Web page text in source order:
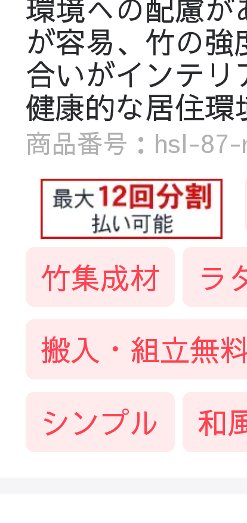
環境への配慮が
が容易、竹の
合いがインテリ
健康的な居住環
商品番号：hsl-
竹集成材
ラ
搬入・組立無
シンプル
和